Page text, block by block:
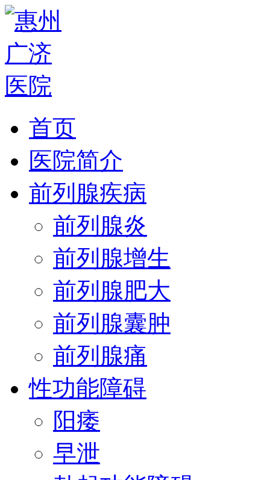
首页
医院简介
前列腺疾病
前列腺炎
前列腺增生
前列腺肥大
前列腺囊肿
前列腺痛
性功能障碍
阳痿
早泄